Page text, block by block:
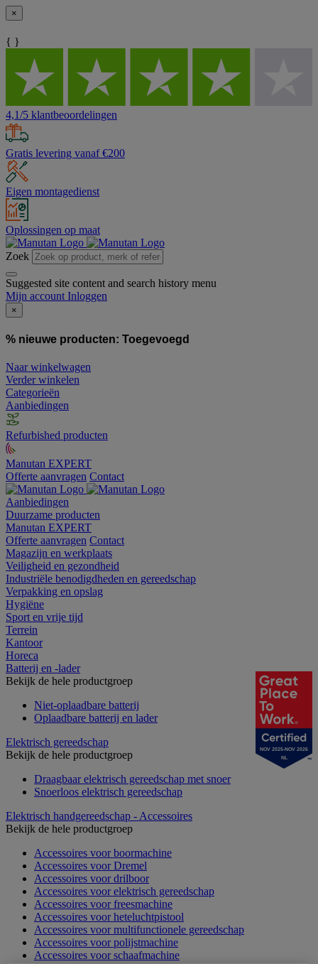
×
{ }
4,1/5 klantbeoordelingen
Gratis levering vanaf €200
Eigen montagedienst
Oplossingen op maat
Zoek
Suggested site content and search history menu
Mijn account Inloggen
×
% nieuwe producten: Toegevoegd
Naar winkelwagen
Verder winkelen
Categorieën
Aanbiedingen
Refurbished producten
Manutan EXPERT
Offerte aanvragen Contact
Aanbiedingen
Duurzame producten
Manutan EXPERT
Offerte aanvragen Contact
Magazijn en werkplaats
Veiligheid en gezondheid
Industriële benodigdheden en gereedschap
Verpakking en opslag
Hygiëne
Sport en vrije tijd
Terrein
Kantoor
Horeca
Batterij en -lader
Bekijk de hele productgroep
Niet-oplaadbare batterij
Oplaadbare batterij en lader
Elektrisch gereedschap
Bekijk de hele productgroep
Draagbaar elektrisch gereedschap met snoer
Snoerloos elektrisch gereedschap
Elektrisch handgereedschap - Accessoires
Bekijk de hele productgroep
Accessoires voor boormachine
Accessoires voor Dremel
Accessoires voor drilboor
Accessoires voor elektrisch gereedschap
Accessoires voor freesmachine
Accessoires voor heteluchtpistool
Accessoires voor multifunctionele gereedschap
Accessoires voor polijstmachine
Accessoires voor schaafmachine
NOV 2025-NOV 2026
NL